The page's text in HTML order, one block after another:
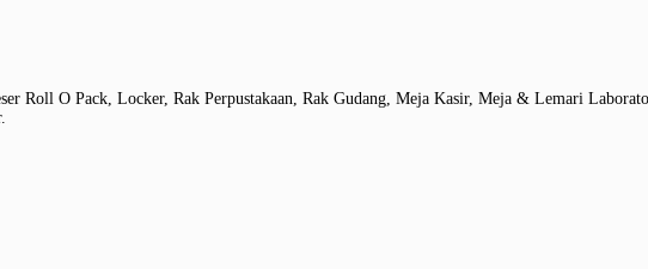
Roll O Pack, Locker, Rak Perpustakaan, Rak Gudang, Meja Kasir, Meja & Lemari